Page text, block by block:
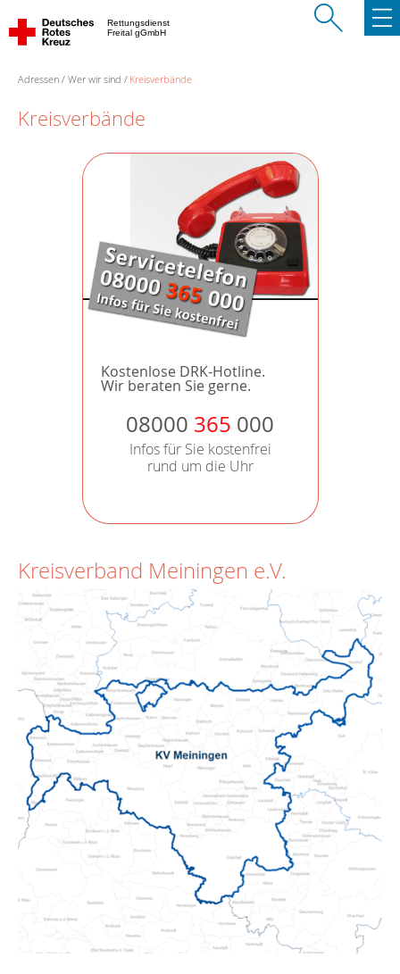
Rettungsdienst
Freital gGmbH
Adressen Wer wir sind Kreisverbände
Kreisverbände
Kostenlose DRK-Hotline.
Wir beraten Sie gerne.
08000 365 000
Infos für Sie kostenfrei
rund um die Uhr
Kreisverband Meiningen e.V.